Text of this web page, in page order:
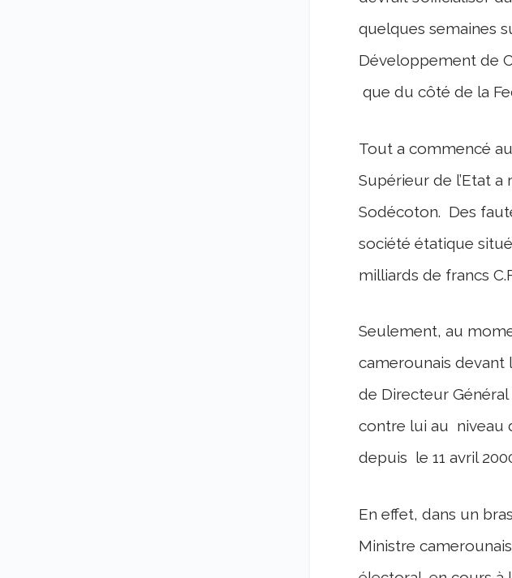
quelques semaines
Développement de
que du côté de la
Tout a commencé
Supérieur de l’Etat
Sodécoton. Des
société étatique
milliards de francs
Seulement, au
camerounais devant
de Directeur
contre lui au niveau
depuis le 11 avril
En effet, dans un
Ministre